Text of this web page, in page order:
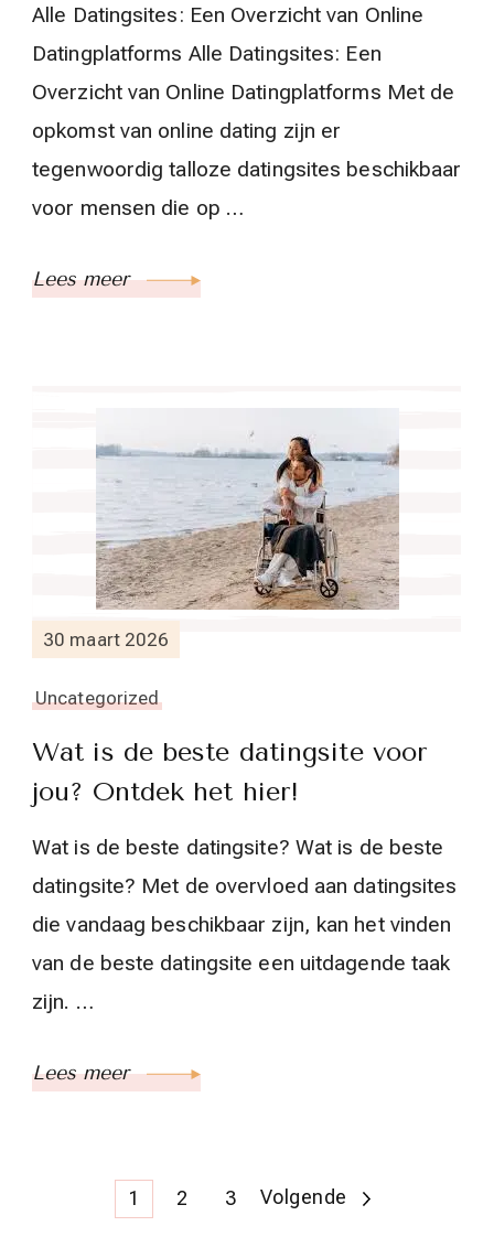
Alle Datingsites: Een Overzicht van Online
Datingplatforms Alle Datingsites: Een
Overzicht van Online Datingplatforms Met de
opkomst van online dating zijn er
tegenwoordig talloze datingsites beschikbaar
voor mensen die op …
Lees meer
30 maart 2026
Uncategorized
Wat is de beste datingsite voor
jou? Ontdek het hier!
Wat is de beste datingsite? Wat is de beste
datingsite? Met de overvloed aan datingsites
die vandaag beschikbaar zijn, kan het vinden
van de beste datingsite een uitdagende taak
zijn. …
Lees meer
Berichtnavigatie
Pagina
1 Pagina
2 Pagina
3 Volgende